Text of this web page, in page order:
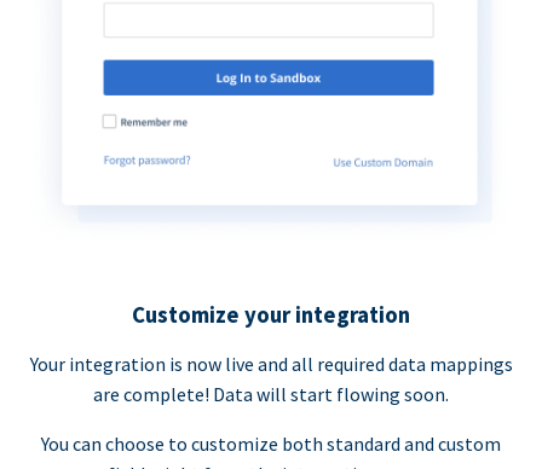
Customize your integration
Your integration is now live and all required data mappings
are complete! Data will start flowing soon.
You can choose to customize both standard and custom